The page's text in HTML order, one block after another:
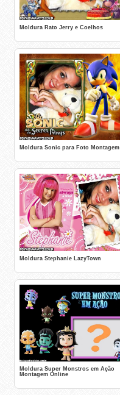
Moldura Rato Jerry e Coelhos
Moldura Sonic para Foto Montagem
Moldura Stephanie LazyTown
Moldura Super Monstros em Ação
Montagem Online